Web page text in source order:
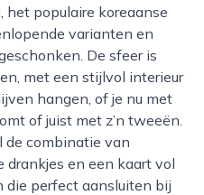
het populaire koreaanse
varianten en
De sfeer is
met een stijlvol interieur
hangen, of je nu met
of juist met z’n tweeën.
de combinatie van
drankjes en een kaart vol
perfect aansluiten bij